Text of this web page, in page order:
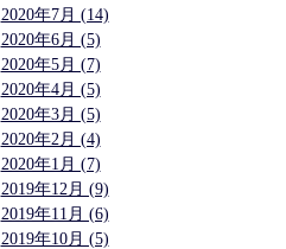
2020年7月 (14)
2020年6月 (5)
2020年5月 (7)
2020年4月 (5)
2020年3月 (5)
2020年2月 (4)
2020年1月 (7)
2019年12月 (9)
2019年11月 (6)
2019年10月 (5)